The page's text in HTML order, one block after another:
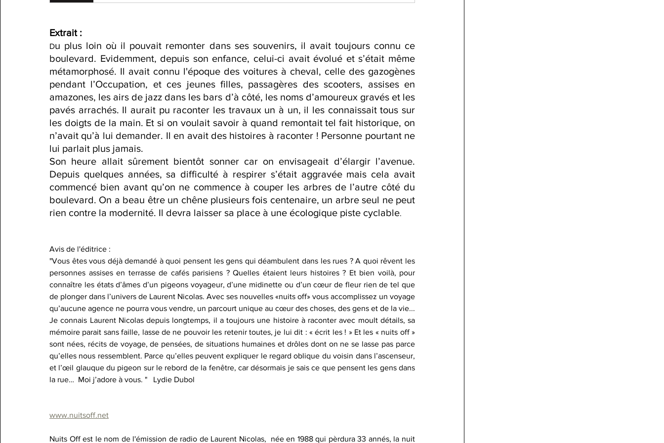
Extrait :
Du plus loin où il pouvait remonter dans ses souvenirs, il avait toujours connu ce
boulevard. Evidemment, depuis son enfance, celui-ci avait évolué et s’était même
métamorphosé. Il avait connu l'époque des voitures à cheval, celle des gazogènes
pendant l’Occupation, et ces jeunes filles, passagères des scooters, assises en
amazones, les airs de jazz dans les bars d’à côté, les noms d’amoureux gravés et les
pavés arrachés. Il aurait pu raconter les travaux un à un, il les connaissait tous sur
les doigts de la main. Et si on voulait savoir à quand remontait tel fait historique, on
n’avait qu’à lui demander. Il en avait des histoires à raconter ! Personne pourtant ne
lui parlait plus jamais.
Son heure allait sûrement bientôt sonner car on envisageait d’élargir l’avenue.
Depuis quelques années, sa difficulté à respirer s’était aggravée mais cela avait
commencé bien avant qu’on ne commence à couper les arbres de l’autre côté du
boulevard. On a beau être un chêne plusieurs fois centenaire, un arbre seul ne peut
rien contre la modernité. Il devra laisser sa place à une écologique piste cyclable.
Avis de l'éditrice :
"Vous êtes vous déjà demandé à quoi pensent les gens qui déambulent dans les rues ? A quoi rêvent les
personnes assises en terrasse de cafés parisiens ? Quelles étaient leurs histoires ? Et bien voilà, pour
connaître les états d’âmes d’un pigeons voyageur, d’une midinette ou d’un cœur de fleur rien de tel que
de plonger dans l’univers de Laurent Nicolas. Avec ses nouvelles «nuits off» vous accomplissez un voyage
qu’aucune agence ne pourra vous vendre, un parcourt unique au cœur des choses, des gens et de la vie...
Je connais Laurent Nicolas depuis longtemps, il a toujours une histoire à raconter avec moult détails, sa
mémoire parait sans faille, lasse de ne pouvoir les retenir toutes, je lui dit : « écrit les ! » Et les « nuits off »
sont nées, récits de voyage, de pensées, de situations humaines et drôles dont on ne se lasse pas parce
qu’elles nous ressemblent. Parce qu’elles peuvent expliquer le regard oblique du voisin dans l’ascenseur,
et l’œil glauque du pigeon sur le rebord de la fenêtre, car désormais je sais ce que pensent les gens dans
la rue…  Moi j’adore à vous. "   Lydie Dubol
www.nuitsoff.net
Nuits Off est le nom de l'émission de radio de Laurent Nicolas,  née en 1988 qui pèrdura 33 annés, la nuit